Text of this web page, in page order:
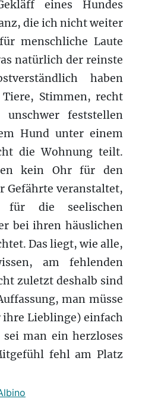
eines Hundes
die ich nicht weiter
menschliche Laute
natürlich der reinste
haben
Stimmen, recht
feststellen
Hund unter einem
die Wohnung teilt.
kein Ohr für den
Gefährte veranstaltet,
für die seelischen
bei ihren häuslichen
Das liegt, wie alle,
am fehlenden
zuletzt deshalb sind
man müsse
Lieblinge) einfach
man ein herzloses
fehl am Platz